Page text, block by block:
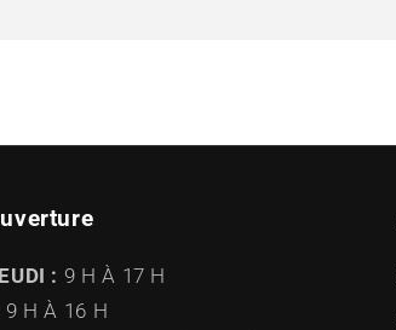
: 9 H À 17 H
9 H À 16 H